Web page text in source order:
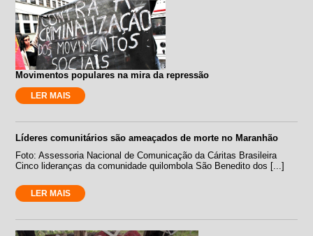
Movimentos populares na mira da repressão
LER MAIS
Líderes comunitários são ameaçados de morte no Maranhão
Foto: Assessoria Nacional de Comunicação da Cáritas Brasileira
Cinco lideranças da comunidade quilombola São Benedito dos [...]
LER MAIS